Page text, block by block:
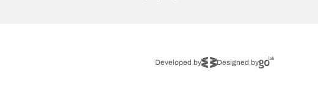
Developed by Designed by